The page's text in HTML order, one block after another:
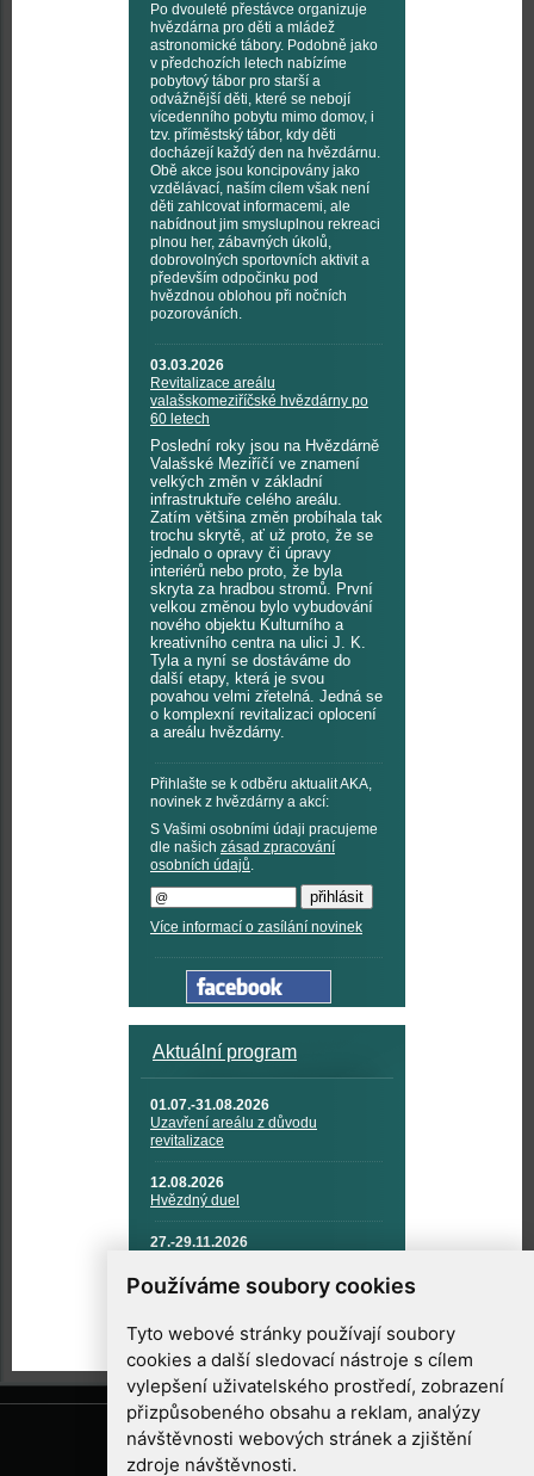
Používáme soubory cookies
Tyto webové stránky používají soubory
cookies a další sledovací nástroje s cílem
vylepšení uživatelského prostředí, zobrazení
přizpůsobeného obsahu a reklam, analýzy
návštěvnosti webových stránek a zjištění
zdroje návštěvnosti.
Po dvouleté přestávce organizuje
hvězdárna pro děti a mládež
astronomické tábory. Podobně jako
v předchozích letech nabízíme
pobytový tábor pro starší a
odvážnější děti, které se nebojí
vícedenního pobytu mimo domov, i
tzv. příměstský tábor, kdy děti
docházejí každý den na hvězdárnu.
Obě akce jsou koncipovány jako
vzdělávací, naším cílem však není
děti zahlcovat informacemi, ale
nabídnout jim smysluplnou rekreaci
plnou her, zábavných úkolů,
dobrovolných sportovních aktivit a
především odpočinku pod
hvězdnou oblohou při nočních
pozorováních.
03.03.2026
Revitalizace areálu
valašskomeziříčské hvězdárny po
60 letech
Poslední roky jsou na Hvězdárně
Valašské Meziříčí ve znamení
velkých změn v základní
infrastruktuře celého areálu.
Zatím většina změn probíhala tak
trochu skrytě, ať už proto, že se
jednalo o opravy či úpravy
interiérů nebo proto, že byla
skryta za hradbou stromů. První
velkou změnou bylo vybudování
nového objektu Kulturního a
kreativního centra na ulici J. K.
Tyla a nyní se dostáváme do
další etapy, která je svou
povahou velmi zřetelná. Jedná se
o komplexní revitalizaci oplocení
a areálu hvězdárny.
Přihlašte se k odběru aktualit AKA,
novinek z hvězdárny a akcí:
S Vašimi osobními údaji pracujeme
dle našich zásad zpracování
osobních údajů.
Více informací o zasílání novinek
Aktuální program
01.07.-31.08.2026
Uzavření areálu z důvodu
revitalizace
12.08.2026
Hvězdný duel
27.-29.11.2026
TECHNIKA A KOSMICKÉ
TECHNOLOGIE